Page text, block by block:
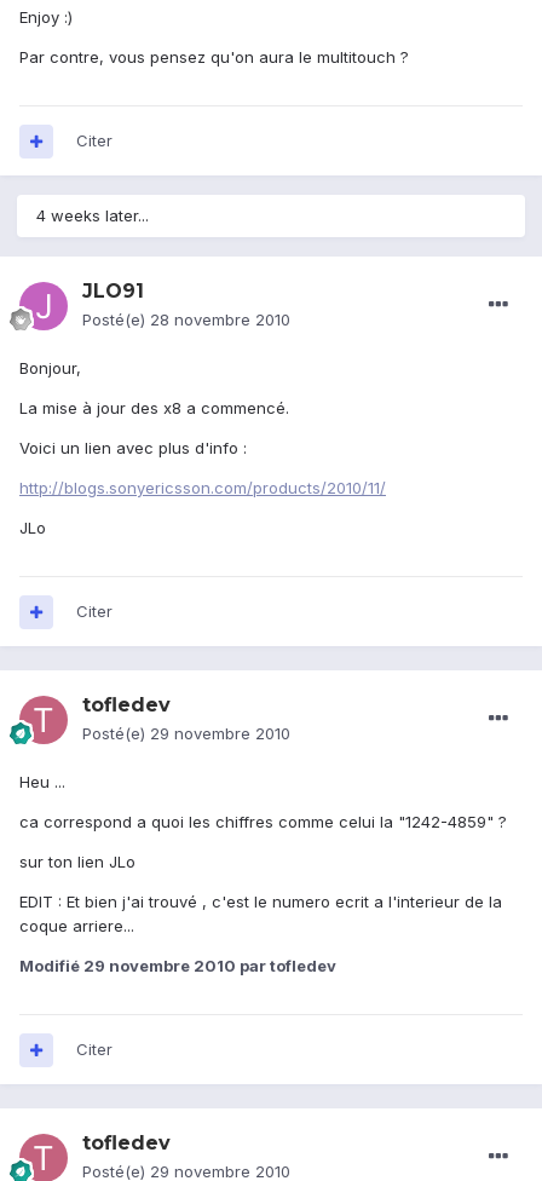
Enjoy :)
Par contre, vous pensez qu'on aura le multitouch ?
Citer
4 weeks later...
JLO91
Posté(e) 28 novembre 2010
Bonjour,
La mise à jour des x8 a commencé.
Voici un lien avec plus d'info :
http://blogs.sonyericsson.com/products/2010/11/
JLo
Citer
tofledev
Posté(e) 29 novembre 2010
Heu ...
ca correspond a quoi les chiffres comme celui la "1242-4859" ?
sur ton lien JLo
EDIT : Et bien j'ai trouvé , c'est le numero ecrit a l'interieur de la
coque arriere...
Modifié 29 novembre 2010 par tofledev
Citer
tofledev
Posté(e) 29 novembre 2010